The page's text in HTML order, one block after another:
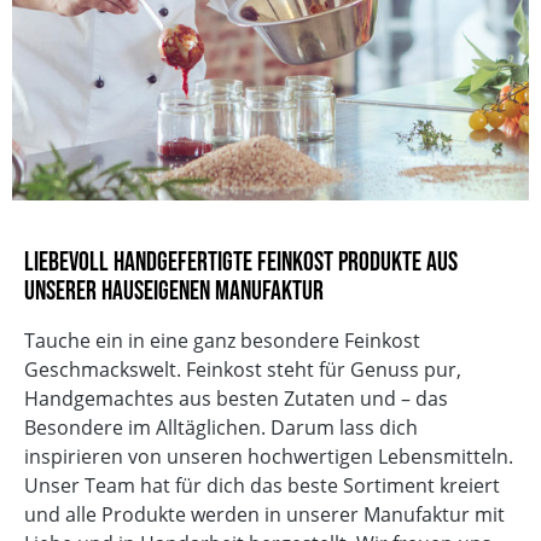
Liebevoll handgefertigte Feinkost Produkte aus
unserer hauseigenen Manufaktur
Tauche ein in eine ganz besondere Feinkost
Geschmackswelt. Feinkost steht für Genuss pur,
Handgemachtes aus besten Zutaten und – das
Besondere im Alltäglichen. Darum lass dich
inspirieren von unseren hochwertigen Lebensmitteln.
Unser Team hat für dich das beste Sortiment kreiert
und alle Produkte werden in unserer Manufaktur mit